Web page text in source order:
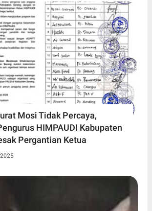
Mosi Tidak Percaya,
HIMPAUDI Kabupaten
Pergantian Ketua